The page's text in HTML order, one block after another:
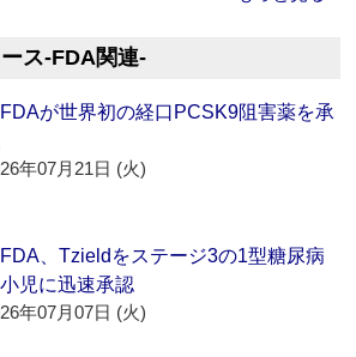
ス‐FDA関連‐
が世界初の経口PCSK9阻害薬を承
年07月21日 (火)
、Tzieldをステージ3の1型糖尿病
児に迅速承認
年07月07日 (火)